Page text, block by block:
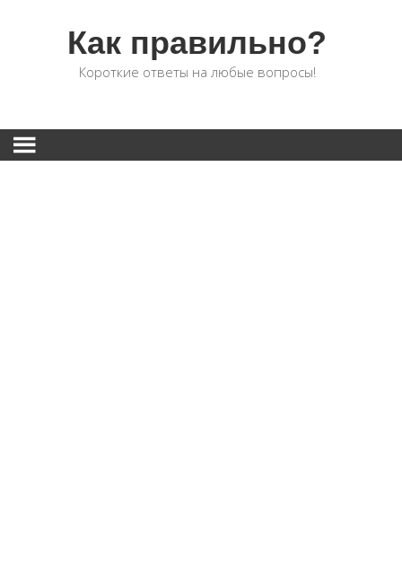
Как правильно?
Короткие ответы на любые вопросы!